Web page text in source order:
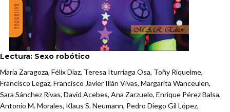
Lectura: Sexo robótico
María Zaragoza, Félix Díaz, Teresa Iturriaga Osa, Toñy Riquelme,
Francisco Legaz, Francisco Javier Illán Vivas, Margarita Wanceulen,
Sara Sánchez Rivas, David Acebes, Ana Zarzuelo, Enrique Pérez Balsa,
Antonio M. Morales, Klaus S. Neumann, Pedro Diego Gil López,